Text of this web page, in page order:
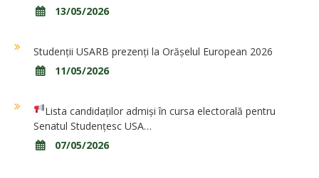
13/05/2026
Studenții USARB prezenți la Orășelul European 2026
11/05/2026
Lista candidaților admiși în cursa electorală pentru
Senatul Studențesc USA…
07/05/2026